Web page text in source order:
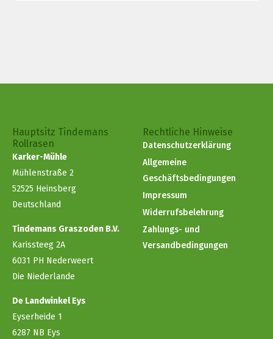
Hauptsitz Tindemans
Rollrasen
Karker-Mühle
Mühlenstraße 2
52525 Heinsberg
Deutschland
Tindemans Graszoden B.V.
Karissteeg 2A
6031 PH Nederweert
Die Niederlande
De Landwinkel Eys
Eyserheide 1
6287 NB Eys
Rechtliche Hinweise
Datenschutzerklärung
Allgemeine
Geschäftsbedingungen
Impressum
Widerrufsbelehrung
Zahlungs- und
Versandbedingungen